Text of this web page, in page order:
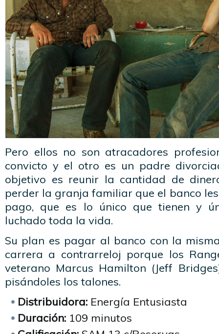
Pero ellos no son atracadores
convicto y el otro es un padre
objetivo es reunir la cantidad de
perder la granja familiar que el banco
pago, que es lo único que tienen y
luchado toda la vida.
Su plan es pagar al banco con la
carrera a contrarreloj porque los
veterano Marcus Hamilton (Jeff
pisándoles los talones.
Distribuidora: Energía Entusiasta
Duración: 109 minutos